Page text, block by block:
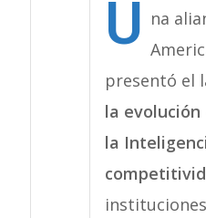
U na
presentó el
la
la